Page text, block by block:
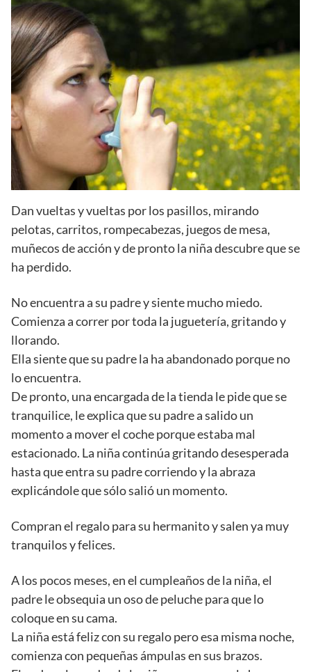
Dan vueltas y vueltas por los pasillos, mirando
pelotas, carritos, rompecabezas, juegos de mesa,
muñecos de acción y de pronto la niña descubre que se
ha perdido.
No encuentra a su padre y siente mucho miedo.
Comienza a correr por toda la juguetería, gritando y
llorando.
Ella siente que su padre la ha abandonado porque no
lo encuentra.
De pronto, una encargada de la tienda le pide que se
tranquilice, le explica que su padre a salido un
momento a mover el coche porque estaba mal
estacionado. La niña continúa gritando desesperada
hasta que entra su padre corriendo y la abraza
explicándole que sólo salió un momento.
Compran el regalo para su hermanito y salen ya muy
tranquilos y felices.
A los pocos meses, en el cumpleaños de la niña, el
padre le obsequia un oso de peluche para que lo
coloque en su cama.
La niña está feliz con su regalo pero esa misma noche,
comienza con pequeñas ámpulas en sus brazos.